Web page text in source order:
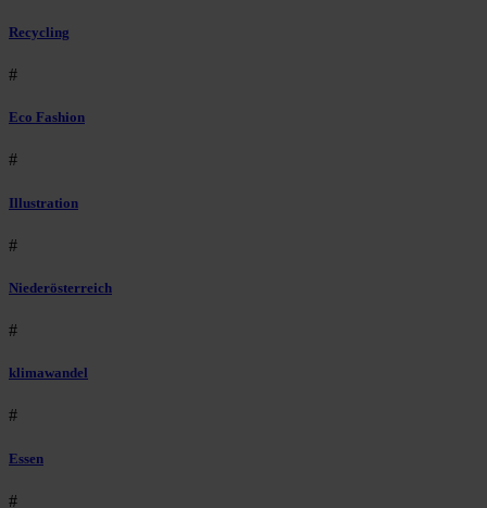
Recycling
#
Eco Fashion
#
Illustration
#
Niederösterreich
#
klimawandel
#
Essen
#